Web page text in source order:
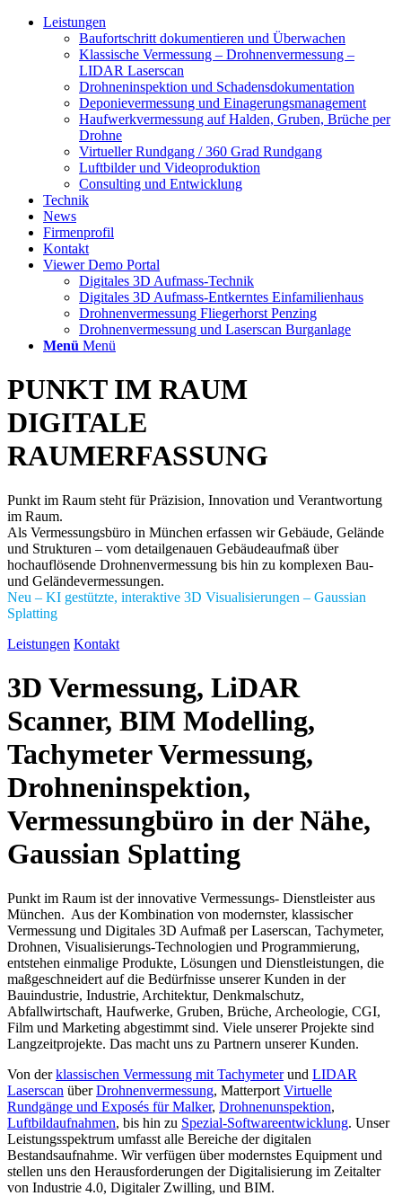
Leistungen
Baufortschritt dokumentieren und Überwachen
Klassische Vermessung – Drohnenvermessung –
LIDAR Laserscan
Drohneninspektion und Schadensdokumentation
Deponievermessung und Einagerungsmanagement
Haufwerkvermessung auf Halden, Gruben, Brüche per
Drohne
Virtueller Rundgang / 360 Grad Rundgang
Luftbilder und Videoproduktion
Consulting und Entwicklung
Technik
News
Firmenprofil
Kontakt
Viewer Demo Portal
Digitales 3D Aufmass-Technik
Digitales 3D Aufmass-Entkerntes Einfamilienhaus
Drohnenvermessung Fliegerhorst Penzing
Drohnenvermessung und Laserscan Burganlage
Menü Menü
PUNKT IM RAUM
DIGITALE
RAUMERFASSUNG
Punkt im Raum steht für Präzision, Innovation und Verantwortung
im Raum.
Als Vermessungsbüro in München erfassen wir Gebäude, Gelände
und Strukturen – vom detailgenauen Gebäudeaufmaß über
hochauflösende Drohnenvermessung bis hin zu komplexen Bau-
und Geländevermessungen.
Neu – KI gestützte, interaktive 3D Visualisierungen – Gaussian
Splatting
Leistungen Kontakt
3D Vermessung, LiDAR
Scanner, BIM Modelling,
Tachymeter Vermessung,
Drohneninspektion,
Vermessungbüro in der Nähe,
Gaussian Splatting
Punkt im Raum ist der innovative Vermessungs- Dienstleister aus
München. Aus der Kombination von modernster, klassischer
Vermessung und Digitales 3D Aufmaß per Laserscan, Tachymeter,
Drohnen, Visualisierungs-Technologien und Programmierung,
entstehen einmalige Produkte, Lösungen und Dienstleistungen, die
maßgeschneidert auf die Bedürfnisse unserer Kunden in der
Bauindustrie, Industrie, Architektur, Denkmalschutz,
Abfallwirtschaft, Haufwerke, Gruben, Brüche, Archeologie, CGI,
Film und Marketing abgestimmt sind. Viele unserer Projekte sind
Langzeitprojekte. Das macht uns zu Partnern unserer Kunden.
Von derklassischen Vermessung mit Tachymeterund LIDAR
Laserscan überDrohnenvermessung, Matterport Virtuelle
Rundgänge und Exposés für Malker, Drohnenunspektion,
Luftbildaufnahmen, bis hin zu Spezial-Softwareentwicklung. Unser
Leistungsspektrum umfasst alle Bereiche der digitalen
Bestandsaufnahme. Wir verfügen über modernstes Equipment und
stellen uns den Herausforderungen der Digitalisierung im Zeitalter
von Industrie 4.0, Digitaler Zwilling, und BIM.